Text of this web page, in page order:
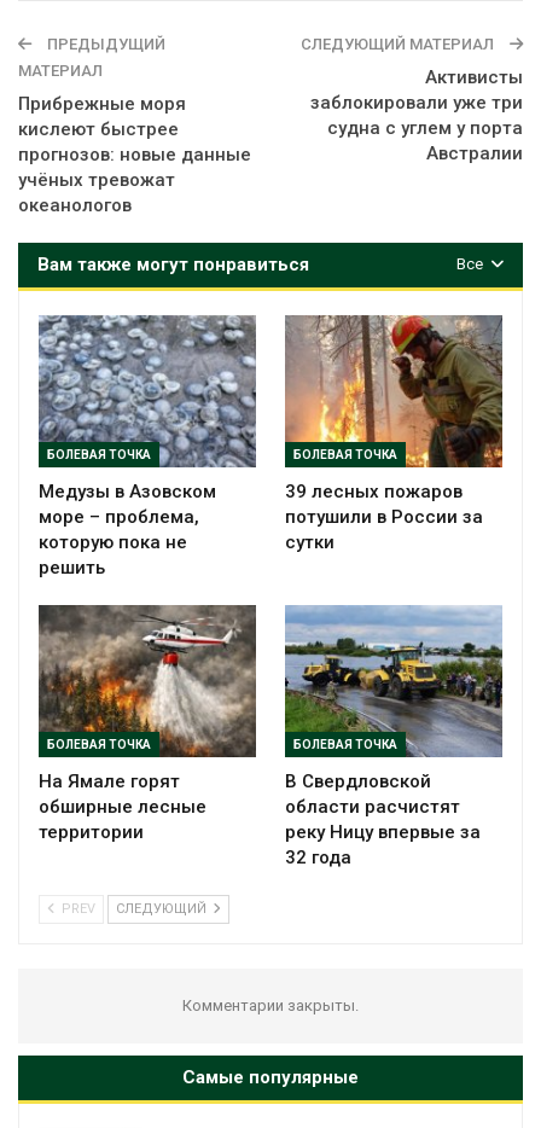
ПРЕДЫДУЩИЙ
МАТЕРИАЛ
Прибрежные моря
кислеют быстрее
прогнозов: новые данные
учёных тревожат
океанологов
СЛЕДУЮЩИЙ МАТЕРИАЛ
Активисты
заблокировали уже три
судна с углем у порта
Австралии
Все
Вам также могут понравиться
БОЛЕВАЯ ТОЧКА
Медузы в Азовском
море – проблема,
которую пока не
решить
БОЛЕВАЯ ТОЧКА
39 лесных пожаров
потушили в России за
сутки
БОЛЕВАЯ ТОЧКА
На Ямале горят
обширные лесные
территории
БОЛЕВАЯ ТОЧКА
В Свердловской
области расчистят
реку Ницу впервые за
32 года
PREV СЛЕДУЮЩИЙ
Комментарии закрыты.
Самые популярные